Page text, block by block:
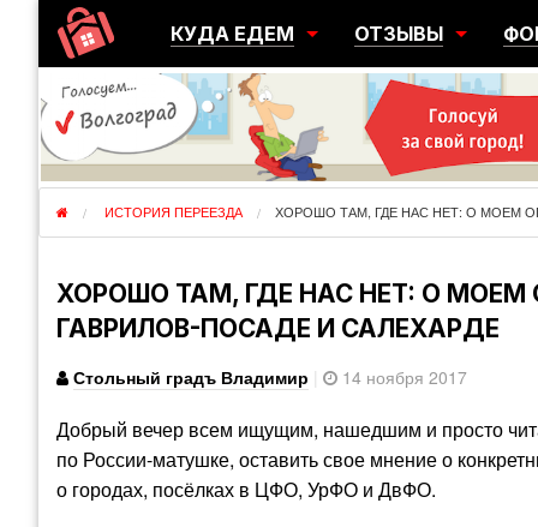
КУДА ЕДЕМ
ГОРОДА
РЕГИОНЫ
ОТЗЫВЫ
ПЕРЕЕЗДЫ
ЭМИГРАЦИЯ
ИСТОРИЯ ПЕРЕЕЗДА ХОРОШО ТАМ, ГДЕ НАС НЕТ: О МОЕМ
ХОРОШО ТАМ, ГДЕ НАС НЕТ: О
ГАВРИЛОВ-ПОСАДЕ И САЛЕХАРДЕ
Стольный градъ Владимир 14 ноября 2017
Добрый вечер всем ищущим, нашедшим и просто
по России-матушке, оставить свое мнение о
о городах, посёлках в ЦФО, УрФО и ДвФО.